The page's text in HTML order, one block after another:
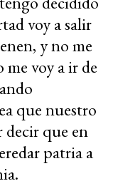
voy a salir
y no me
me voy a ir de
que nuestro
decir que en
patria a